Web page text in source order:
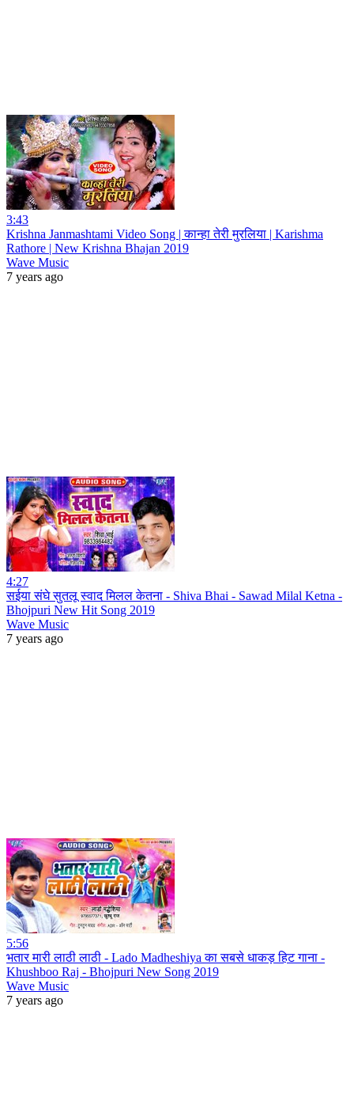
3:43
Krishna Janmashtami Video Song | कान्हा तेरी मुरलिया | Karishma
Rathore | New Krishna Bhajan 2019
Wave Music
7 years ago
4:27
सईया संघे सुतलू स्वाद मिलल केतना - Shiva Bhai - Sawad Milal Ketna -
Bhojpuri New Hit Song 2019
Wave Music
7 years ago
5:56
भतार मारी लाठी लाठी - Lado Madheshiya का सबसे धाकड़ हिट गाना -
Khushboo Raj - Bhojpuri New Song 2019
Wave Music
7 years ago